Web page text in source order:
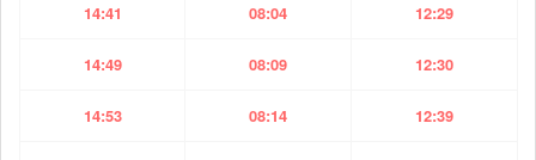
14:41 08:04 12:29
14:49 08:09 12:30
14:53 08:14 12:39